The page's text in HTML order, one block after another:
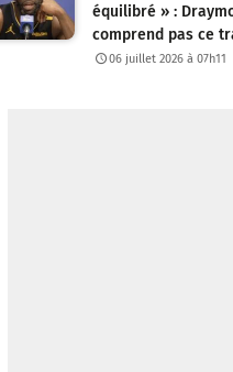
équilibré » :
comprend pas ce
06 juillet 2026 à 07h11